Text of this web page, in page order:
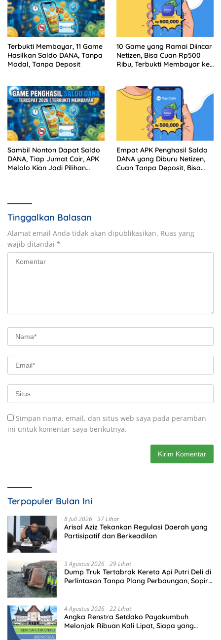
Terbukti Membayar, 11 Game
Hasilkan Saldo DANA, Tanpa
Modal, Tanpa Deposit
10 Game yang Ramai Diincar
Netizen, Bisa Cuan Rp500
Ribu, Terbukti Membayar ke
Sambil Nonton Dapat Saldo
DANA, Tiap Jumat Cair, APK
Melolo Kian Jadi Pilihan
Empat APK Penghasil Saldo
DANA yang Diburu Netizen,
Cuan Tanpa Deposit, Bisa
Tinggalkan Balasan
Alamat email Anda tidak akan dipublikasikan. Ruas yang
wajib ditandai *
Simpan nama, email, dan situs web saya pada peramban
ini untuk komentar saya berikutnya.
Terpopuler Bulan Ini
8 Juli 2026 37 Lihat
Arisal Aziz Tekankan Regulasi Daerah yang
Partisipatif dan Berkeadilan
3 Agustus 2026 29 Lihat
Dump Truk Tertabrak Kereta Api Putri Deli di
Perlintasan Tanpa Plang Perbaungan, Sopir
4 Agustus 2026 22 Lihat
Angka Renstra Setdako Payakumbuh
Melonjak Ribuan Kali Lipat, Siapa yang